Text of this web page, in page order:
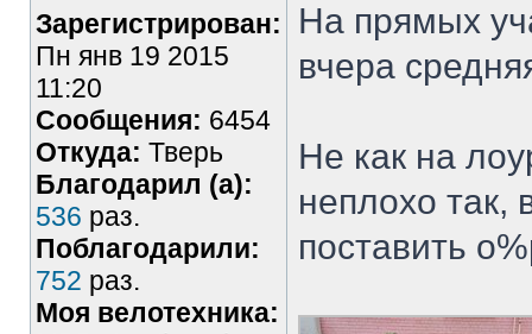
Зарегистрирован:
Пн янв 19 2015
11:20
Сообщения: 6454
Откуда: Тверь
Благодарил (а):
536 раз.
Поблагодарили:
752 раз.
Моя велотехника:
На прямых
вчера
Не как на
неплохо так,
поставить